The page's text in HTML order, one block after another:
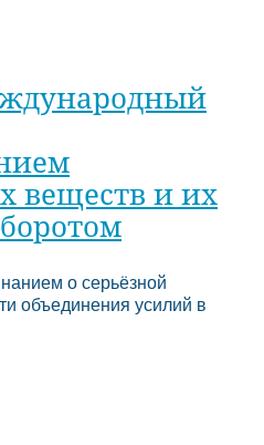
веществ и их
о серьёзной
объединения усилий в